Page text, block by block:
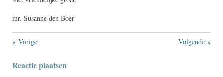
mr. Susanne den Boer
« Vorige Volgende »
Reactie plaatsen